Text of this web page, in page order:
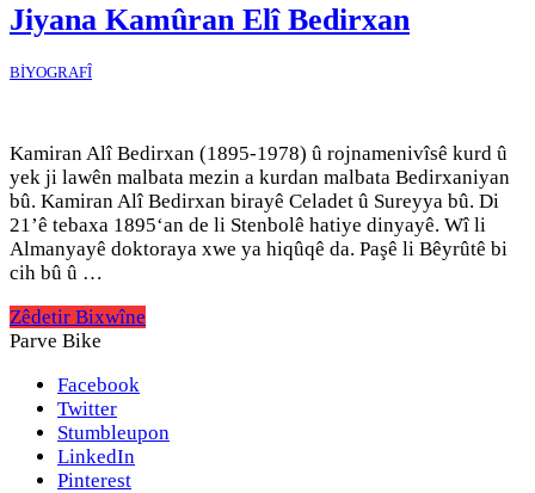
Jiyana Kamûran Elî Bedirxan
BİYOGRAFÎ
Kamiran Alî Bedirxan (1895-1978) û rojnamenivîsê kurd û
yek ji lawên malbata mezin a kurdan malbata Bedirxaniyan
bû. Kamiran Alî Bedirxan birayê Celadet û Sureyya bû. Di
21’ê tebaxa 1895‘an de li Stenbolê hatiye dinyayê. Wî li
Almanyayê doktoraya xwe ya hiqûqê da. Paşê li Bêyrûtê bi
cih bû û …
Zêdetir Bixwîne
Parve Bike
Facebook
Twitter
Stumbleupon
LinkedIn
Pinterest